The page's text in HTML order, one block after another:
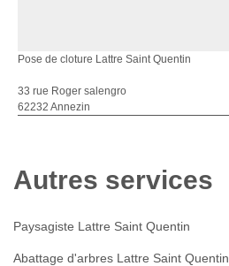
Pose de cloture Lattre Saint Quentin
33 rue Roger salengro
62232 Annezin
Autres services
Paysagiste Lattre Saint Quentin
Abattage d'arbres Lattre Saint Quentin